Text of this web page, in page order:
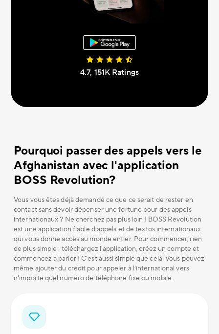
4.7, 151К Ratings
Pourquoi passer des appels vers le
Afghanistan avec l'application
BOSS Revolution?
Vous vous êtes déjà demandé ce que ce serait de rester en
contact sans devoir dépenser une fortune pour des appels
internationaux ? Ne cherchez pas plus loin ! BOSS Revolution
est une application fiable d'appels et de textos internationaux
qui vous donne accès au monde entier. Pour commencer, rien
de plus simple : téléchargez l'application, créez un compte et
commencez à parler ! C'est aussi simple que cela. Vous pouvez
même ajouter du crédit pour appeler à l'international vers
n'importe quel numéro de téléphone fixe ou mobile.